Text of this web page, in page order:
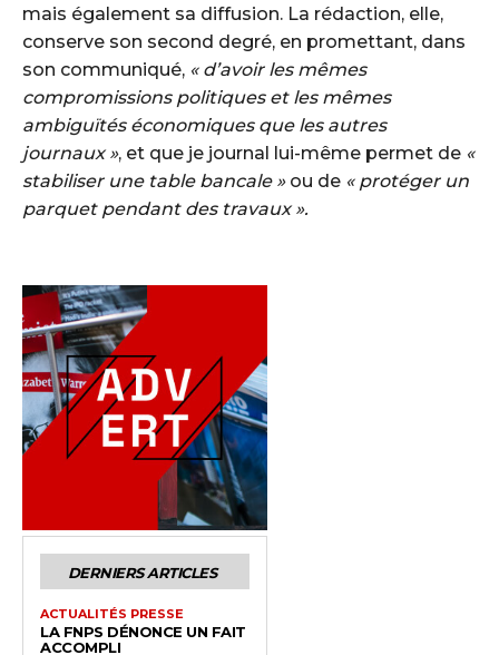
mais également sa diffusion. La rédaction, elle,
conserve son second degré, en promettant, dans
son communiqué, « d’avoir les mêmes
compromissions politiques et les mêmes
ambiguïtés économiques que les autres
journaux », et que je journal lui-même permet de «
stabiliser une table bancale »ou de « protéger un
parquet pendant des travaux ».
DERNIERS ARTICLES
ACTUALITÉS PRESSE
LA FNPS DÉNONCE UN FAIT
ACCOMPLI